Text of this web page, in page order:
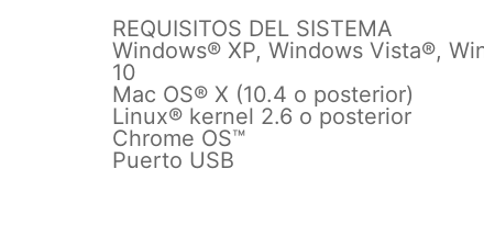
REQUISITOS DEL SISTEMA
Windows® XP, Windows Vista®,
10
Mac OS® X (10.4 o posterior)
Linux® kernel 2.6 o posterior
Chrome OS™
Puerto USB